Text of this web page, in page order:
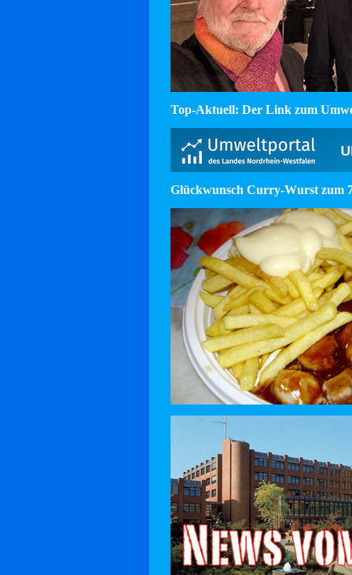
Top-Aktuell: Der Link zum
Glückwunsch Curry-Wurst zum